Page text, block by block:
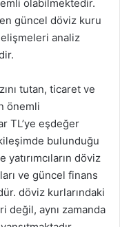
olabilmektedir.
güncel döviz kuru
analiz
tutan, ticaret ve
önemli
TL’ye eşdeğer
bulunduğu
döviz
ve güncel finans
döviz kurlarındaki
değil, aynı zamanda